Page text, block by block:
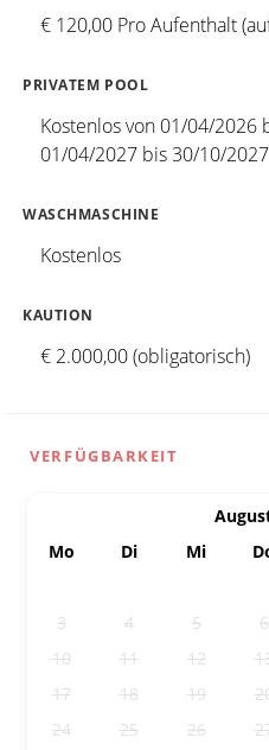
€ 120,00 Pro Aufenthalt
PRIVATEM POOL
Kostenlos von 01/04/2026
01/04/2027 bis 30/10/2027
WASCHMASCHINE
Kostenlos
KAUTION
€ 2.000,00 (obligatorisch)
VERFÜGBARKEIT
Mo
Di Mi
3
4 5 6
10
11 12
17
18 19
24
25 26